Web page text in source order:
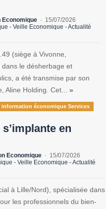
15/07/2026
- Veille Economique - Actualité
(siège à Vivonne,
le désherbage et
a été transmise par son
Aline Holding. Cet... »
information économique Services
en
Economique
15/07/2026
- Veille Economique - Actualité
à Lille/Nord), spécialisée dans
les professionnels du bien-